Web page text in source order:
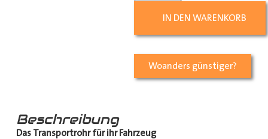
IN DEN WARENKORB
Woanders günstiger?
Beschreibung
Das Transportrohr für ihr Fahrzeug